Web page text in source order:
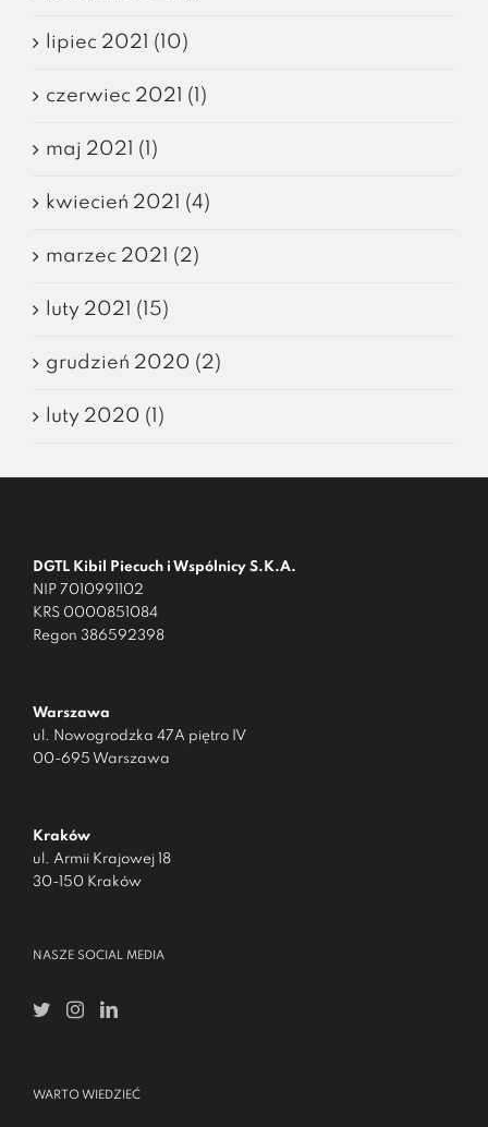
lipiec 2021 (10)
czerwiec 2021 (1)
maj 2021 (1)
kwiecień 2021 (4)
marzec 2021 (2)
luty 2021 (15)
grudzień 2020 (2)
luty 2020 (1)
DGTL Kibil Piecuch i Wspólnicy S.K.A.
NIP 7010991102
KRS 0000851084
Regon 386592398
Warszawa
ul. Nowogrodzka 47A piętro IV
00-695 Warszawa
Kraków
ul. Armii Krajowej 18
30-150 Kraków
NASZE SOCIAL MEDIA
WARTO WIEDZIEĆ